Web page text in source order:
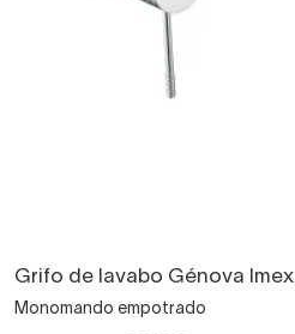
Grifo de lavabo Génova Imex
Monomando empotrado